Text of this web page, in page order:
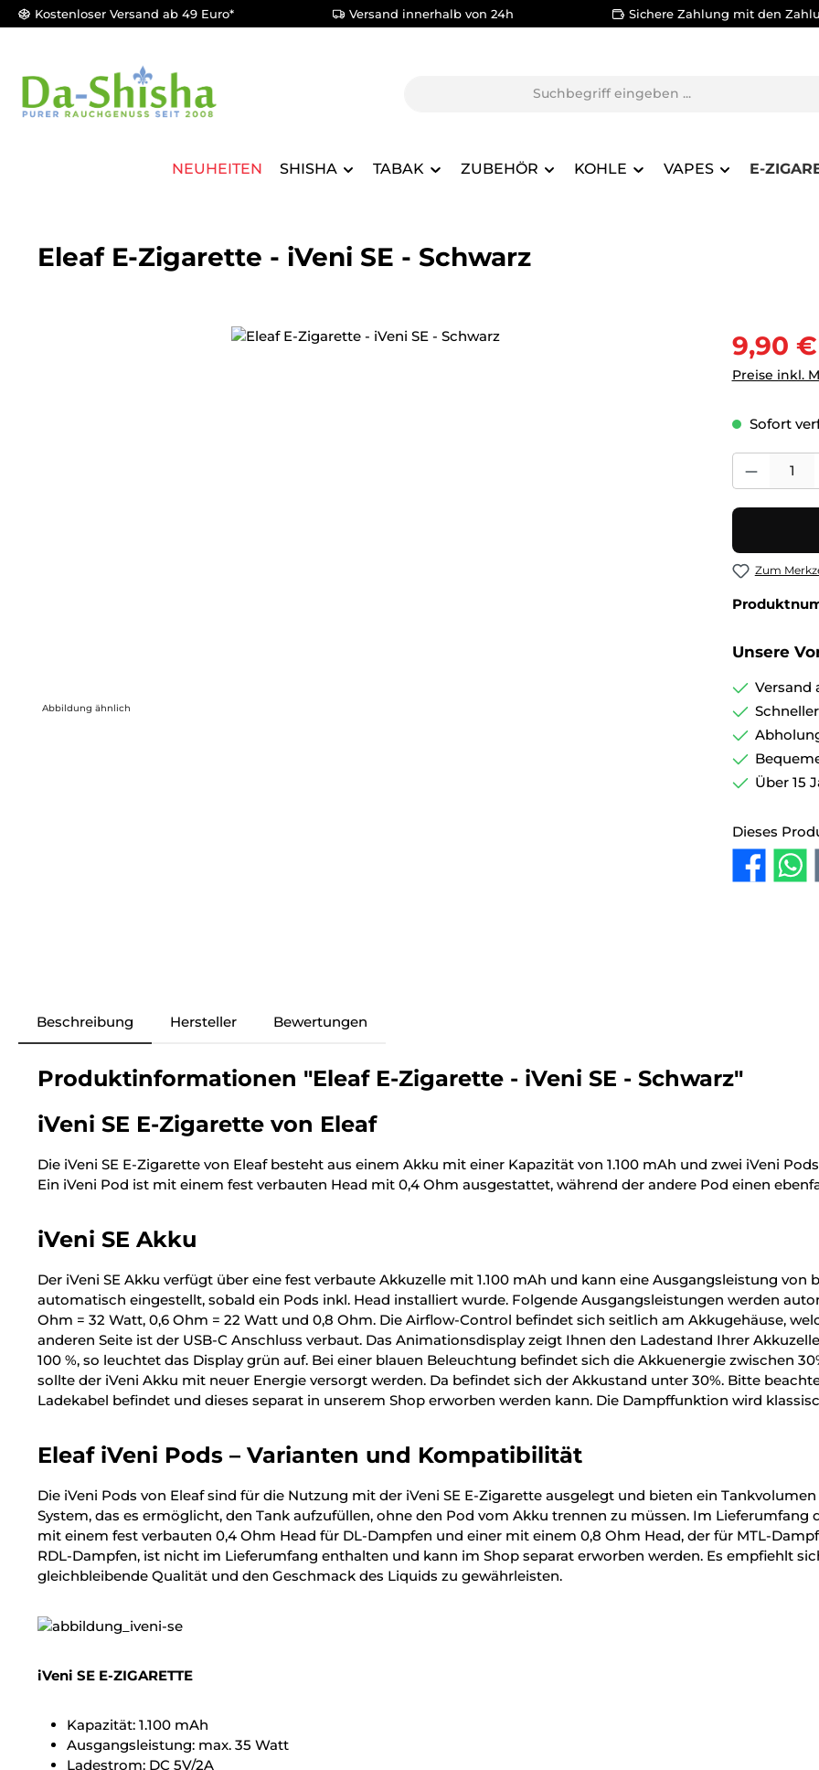
Hauptinhalt springen
Zur Suche springen
Zur Hauptnavigation springen
Kostenloser Versand ab 49 Euro* Versand innerhalb von 24h Sichere Zahlung mit den
NEUHEITEN SHISHA TABAK ZUBEHÖR KOHLE VAPES E-
Eleaf E-Zigarette - iVeni SE - Schwarz
Abbildung ähnlich
9,90 €
Preise inkl.
Sofort
Produkt
Zum
Unsere
Versand
Über 15
Dieses
Beschreibung Hersteller Bewertungen
Produktinformationen "Eleaf E-Zigarette - iVeni SE - Schwarz"
iVeni SE E-Zigarette von Eleaf
Die iVeni SE E-Zigarette von Eleaf besteht aus einem Akku mit einer Kapazität von 1.100 mAh und zwei iVeni
Ein iVeni Pod ist mit einem fest verbauten Head mit 0,4 Ohm ausgestattet, während der andere Pod einen
iVeni SE Akku
Der iVeni SE Akku verfügt über eine fest verbaute Akkuzelle mit 1.100 mAh und kann eine Ausgangsleistung
automatisch eingestellt, sobald ein Pods inkl. Head installiert wurde. Folgende Ausgangsleistungen werden
Ohm = 32 Watt, 0,6 Ohm = 22 Watt und 0,8 Ohm. Die Airflow-Control befindet sich seitlich am Akkugehäuse,
anderen Seite ist der USB-C Anschluss verbaut. Das Animationsdisplay zeigt Ihnen den Ladestand Ihrer
100 %, so leuchtet das Display grün auf. Bei einer blauen Beleuchtung befindet sich die Akkuenergie zwischen
sollte der iVeni Akku mit neuer Energie versorgt werden. Da befindet sich der Akkustand unter 30%. Bitte
Ladekabel befindet und dieses separat in unserem Shop erworben werden kann. Die Dampffunktion wird
Eleaf iVeni Pods – Varianten und Kompatibilität
Die iVeni Pods von Eleaf sind für die Nutzung mit der iVeni SE E-Zigarette ausgelegt und bieten ein
System, das es ermöglicht, den Tank aufzufüllen, ohne den Pod vom Akku trennen zu müssen. Im Lieferumfang
mit einem fest verbauten 0,4 Ohm Head für DL-Dampfen und einer mit einem 0,8 Ohm Head, der für MTL-
RDL-Dampfen, ist nicht im Lieferumfang enthalten und kann im Shop separat erworben werden. Es empfiehlt
gleichbleibende Qualität und den Geschmack des Liquids zu gewährleisten.
iVeni SE E-ZIGARETTE
Kapazität: 1.100 mAh
Ausgangsleistung: max. 35 Watt
Ladestrom: DC 5V/2A